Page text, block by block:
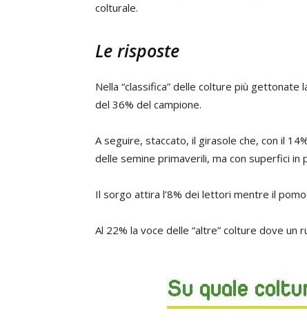
colturale.
Le risposte
Nella “classifica” delle colture più
del 36% del campione.
A seguire, staccato, il girasole che, con il
delle semine primaverili, ma con superfici
Il sorgo attira l’8% dei lettori mentre il
Al 22% la voce delle “altre” colture dove un